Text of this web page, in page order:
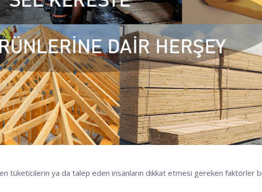
tüketicilerin ya da talep eden insanların dikkat etmesi gereken faktörler